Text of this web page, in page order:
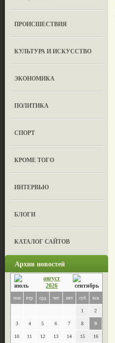
ПРОИСШЕСТВИЯ
КУЛЬТУРА И ИСКУССТВО
ЭКОНОМИКА
ПОЛИТИКА
СПОРТ
КРОМЕ ТОГО
ИНТЕРВЬЮ
БЛОГИ
КАТАЛОГ САЙТОВ
Архив новостей
август
2026
пон втр срд чет пят суб вск
1 2
3 4 5 6 7 8 9
10 11 12 13 14 15 16